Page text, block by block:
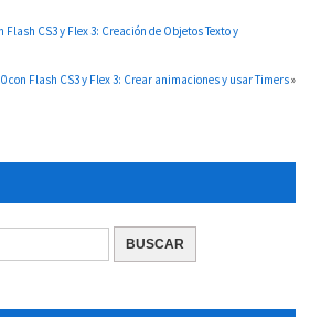
CS3 y Flex 3: Creación de Objetos Texto y
con Flash CS3 y Flex 3: Crear animaciones y usar Timers»